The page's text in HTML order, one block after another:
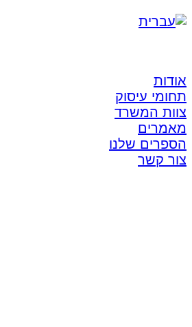
אודות
תחומי עיסוק
צוות המשרד
מאמרים
הספרים שלנו
צור קשר